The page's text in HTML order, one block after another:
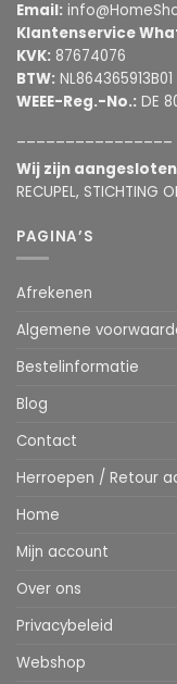
Email:
Klantenservice
KVK: 87674076
BTW: NL864365913B01
WEEE-Reg.-No.: DE
Wij zijn
RECUPEL, STICHTING
PAGINA’S
Afrekenen
Algemene
Bestelinformatie
Blog
Contact
Herroepen / Retour
Home
Mijn account
Over ons
Privacybeleid
Webshop